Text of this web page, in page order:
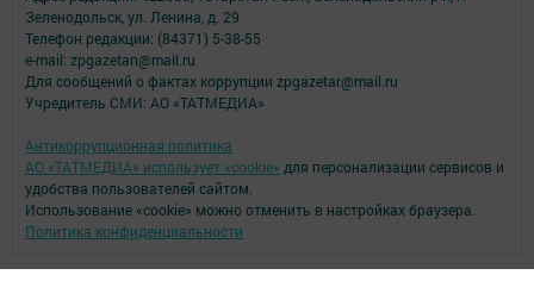
Зеленодольск, ул. Ленина, д. 29
Телефон редакции: (84371) 5-38-55
e-mail: zpgazetan@mail.ru
Для сообщений о фактах коррупции zpgazetar@mail.ru
Учредитель СМИ: АО «ТАТМЕДИА»
Антикоррупционная политика
АО «ТАТМЕДИА» использует «cookie» для персонализации сервисов и
удобства пользователей сайтом.
Использование «cookie» можно отменить в настройках браузера.
Политика конфиденциальности